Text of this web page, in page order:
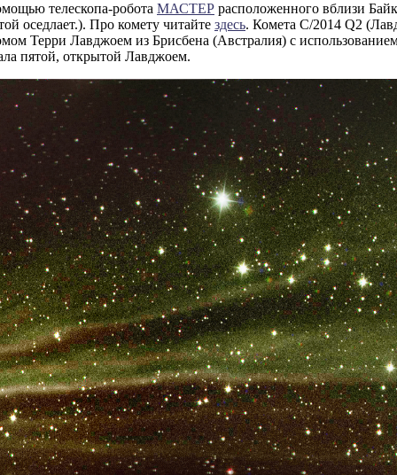
телескопа-робота МАСТЕР расположенного вблизи
оседлает.). Про комету читайте здесь. Комета C/2014 Q2
Терри Лавджоем из Брисбена (Австралия) с
пятой, открытой Лавджоем.